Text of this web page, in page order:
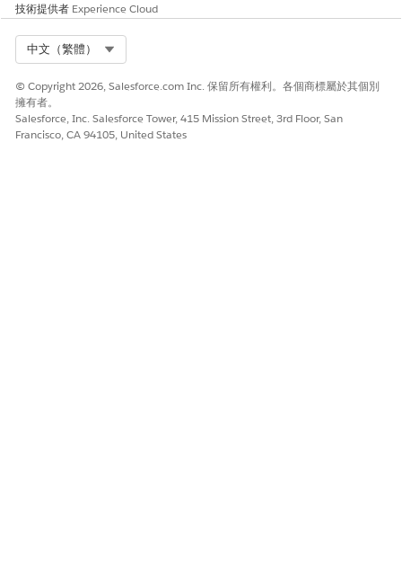
技術提供者 Experience Cloud
中文（繁體）
© Copyright 2026, Salesforce.com Inc. 保留所有權利。各個商標屬於其個別
擁有者。
Salesforce, Inc. Salesforce Tower, 415 Mission Street, 3rd Floor, San
Francisco, CA 94105, United States